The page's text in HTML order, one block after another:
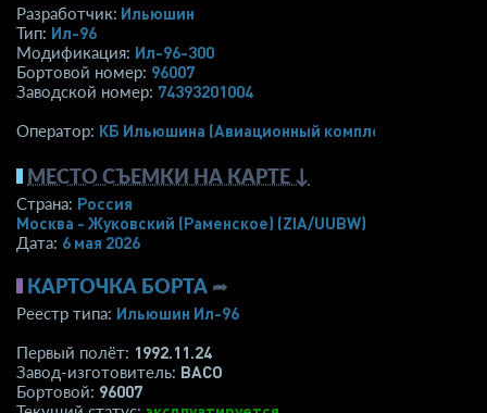
Разработчик: Ильюшин
Тип: Ил-96
Модификация: Ил-96-300
Бортовой номер: 96007
Заводской номер: 74393201004
Оператор: КБ Ильюшина (Авиационный комплекс)
МЕСТО СЪЕМКИ НА КАРТЕ ↓
Страна: Россия
Москва - Жуковский (Раменское) (ZIA/UUBW)
Дата: 6 мая 2026
КАРТОЧКА БОРТА ➦
Реестр типа: Ильюшин Ил-96
Первый полёт: 1992.11.24
Завод-изготовитель: ВАСО
Бортовой: 96007